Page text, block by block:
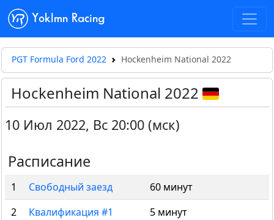
Yoklmn Racing
PGT Formula Ford 2022 Hockenheim National 2022
Hockenheim National 2022
10 Июл 2022, Вс 20:00 (мск)
Расписание
1 Свободный заезд
60 минут
2
Квалификация #1
5 минут